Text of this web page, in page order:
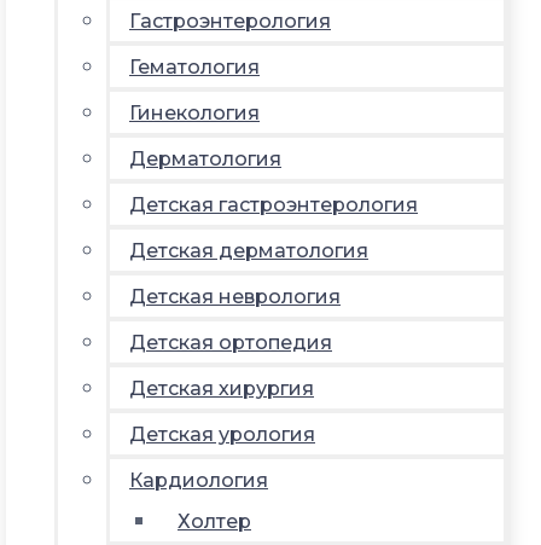
Гастроэнтерология
Гематология
Гинекология
Дерматология
Детская гастроэнтерология
Детская дерматология
Детская неврология
Детская ортопедия
Детская хирургия
Детская урология
Кардиология
Холтер